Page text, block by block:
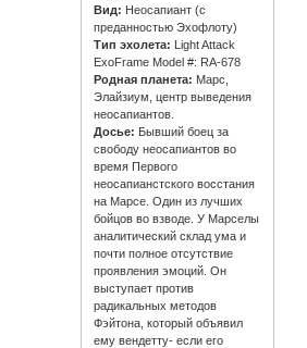
Вид: Неосапиант (с
преданностью Эхофлоту)
Тип эхолета: Light Attack
ExoFrame Model #: RA-678
Родная планета: Марс,
Элайзиум, центр выведения
неосапиантов.
Досье: Бывший боец за
свободу неосапиантов во
время Первого
неосапианстского восстания
на Марсе. Один из лучших
бойцов во взводе. У Марселы
аналитический склад ума и
почти полное отсутствие
проявления эмоций. Он
выступает против
радикальных методов
Фэйтона, который объявил
ему вендетту- если его